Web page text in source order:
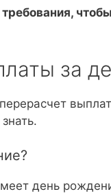
за
день